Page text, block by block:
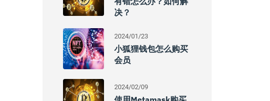
决？
2024/01/23
小狐狸钱包怎么购买
会员
2024/02/09